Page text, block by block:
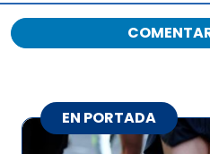
EN PORTADA